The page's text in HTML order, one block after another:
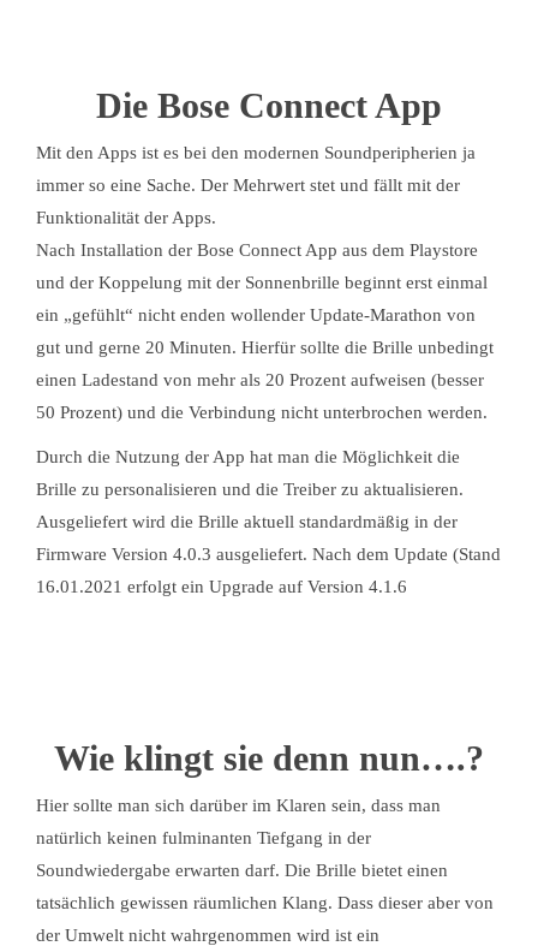
Die Bose Connect App
Mit den Apps ist es bei den modernen Soundperipherien ja
immer so eine Sache. Der Mehrwert stet und fällt mit der
Funktionalität der Apps.
Nach Installation der Bose Connect App aus dem Playstore
und der Koppelung mit der Sonnenbrille beginnt erst einmal
ein „gefühlt“ nicht enden wollender Update-Marathon von
gut und gerne 20 Minuten. Hierfür sollte die Brille unbedingt
einen Ladestand von mehr als 20 Prozent aufweisen (besser
50 Prozent) und die Verbindung nicht unterbrochen werden.
Durch die Nutzung der App hat man die Möglichkeit die
Brille zu personalisieren und die Treiber zu aktualisieren.
Ausgeliefert wird die Brille aktuell standardmäßig in der
Firmware Version 4.0.3 ausgeliefert. Nach dem Update (Stand
16.01.2021 erfolgt ein Upgrade auf Version 4.1.6
Wie klingt sie denn nun….?
Hier sollte man sich darüber im Klaren sein, dass man
natürlich keinen fulminanten Tiefgang in der
Soundwiedergabe erwarten darf. Die Brille bietet einen
tatsächlich gewissen räumlichen Klang. Dass dieser aber von
der Umwelt nicht wahrgenommen wird ist ein